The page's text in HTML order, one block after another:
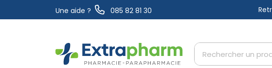
Une aide ? 085 82 81 30
Extrapharm Votre pharmacie en ligne à votre service